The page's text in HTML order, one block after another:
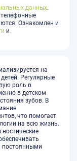
данных.
Ознакомлен и
и
на
Регулярные
роль в
в детском
зубов. В
что помогает
на всю жизнь.
постоянными